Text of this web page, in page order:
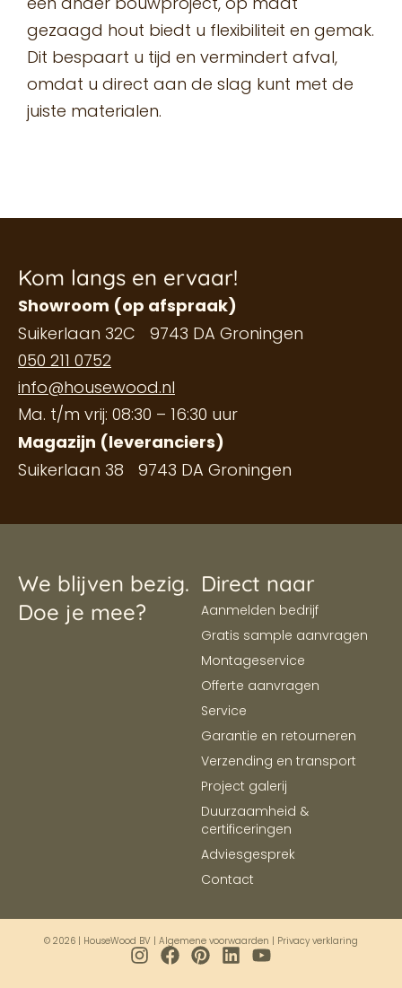
gezaagd hout biedt u flexibiliteit en gemak.
Dit bespaart u tijd en vermindert afval,
omdat u direct aan de slag kunt met de
juiste materialen.
Kom langs en ervaar!
Showroom (op afspraak)
Suikerlaan 32C 9743 DA Groningen
050 211 0752
info@housewood.nl
Ma. t/m vrij: 08:30 – 16:30 uur
Magazijn (leveranciers)
Suikerlaan 38 9743 DA Groningen
We blijven bezig.
Doe je mee?
Direct naar
Aanmelden bedrijf
Gratis sample aanvragen
Montageservice
Offerte aanvragen
Service
Garantie en retourneren
Verzending en transport
Project galerij
Duurzaamheid &
certificeringen
Adviesgesprek
Contact
© 2026 | HouseWood BV | Algemene voorwaarden | Privacy verklaring